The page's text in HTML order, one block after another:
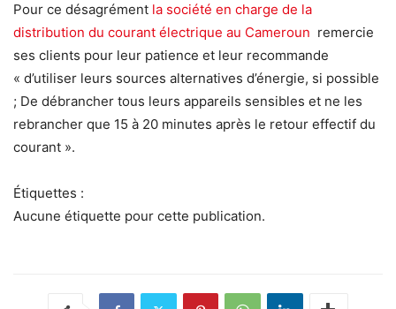
Pour ce désagrément la société en charge de la
distribution du courant électrique au Cameroun remercie
ses clients pour leur patience et leur recommande
« d’utiliser leurs sources alternatives d’énergie, si possible
; De débrancher tous leurs appareils sensibles et ne les
rebrancher que 15 à 20 minutes après le retour effectif du
courant ».
Étiquettes :
Aucune étiquette pour cette publication.